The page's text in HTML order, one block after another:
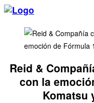
Reid &
con la
Komatsu